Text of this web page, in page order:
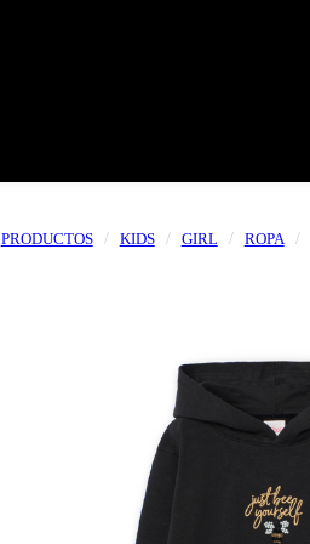
PRODUCTOS KIDS GIRL ROPA